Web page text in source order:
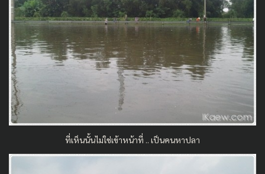
ที่เห็นนั้นไม่ใช่เข้าหน้าที่ .. เป็นคนหาปลา